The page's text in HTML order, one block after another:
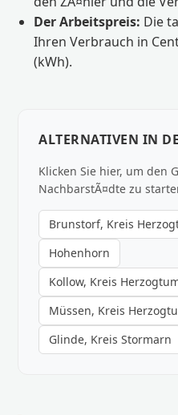
Der Arbeitspreis: Die
Ihren Verbrauch in
(kWh).
ALTERNATIVEN IN
Klicken Sie hier, um den
NachbarstÃ¤dte zu
Brunstorf, Kreis
Hohenhorn
Kollow, Kreis
Müssen, Kreis
Glinde, Kreis Stormarn